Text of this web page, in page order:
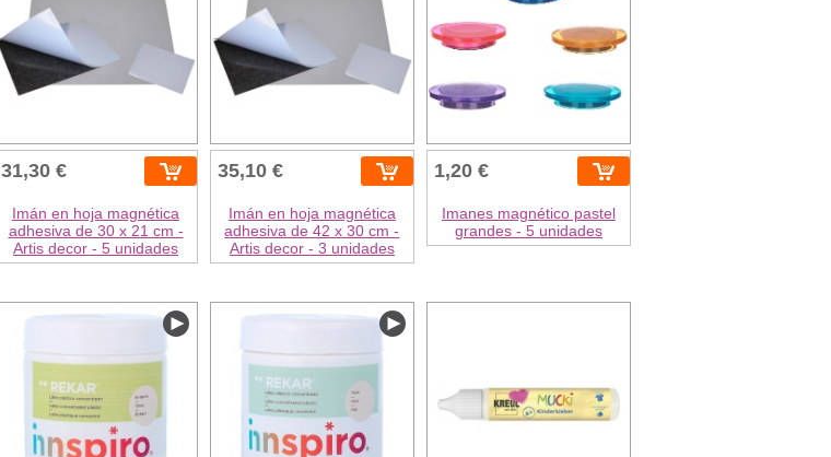
31,30 €
Imán en hoja magnética
adhesiva de 30 x 21 cm -
Artis decor - 5 unidades
35,10 €
Imán en hoja magnética
adhesiva de 42 x 30 cm -
Artis decor - 3 unidades
1,20 €
Imanes magnético pastel
grandes - 5 unidades